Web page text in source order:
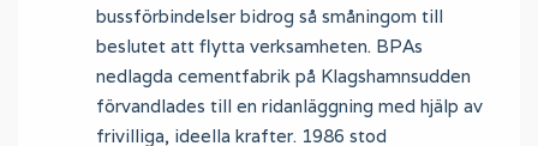
bussförbindelser bidrog så småningom till
beslutet att flytta verksamheten. BPAs
nedlagda cementfabrik på Klagshamnsudden
förvandlades till en ridanläggning med hjälp av
frivilliga, ideella krafter. 1986 stod